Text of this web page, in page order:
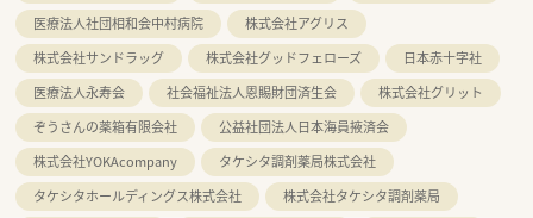
医療法人社団相和会中村病院
株式会社アグリス
株式会社サンドラッグ
株式会社グッドフェローズ
日本赤十字社
医療法人永寿会
社会福祉法人恩賜財団済生会
株式会社グリット
ぞうさんの薬箱有限会社
公益社団法人日本海員掖済会
株式会社YOKAcompany
タケシタ調剤薬局株式会社
タケシタホールディングス株式会社
株式会社タケシタ調剤薬局